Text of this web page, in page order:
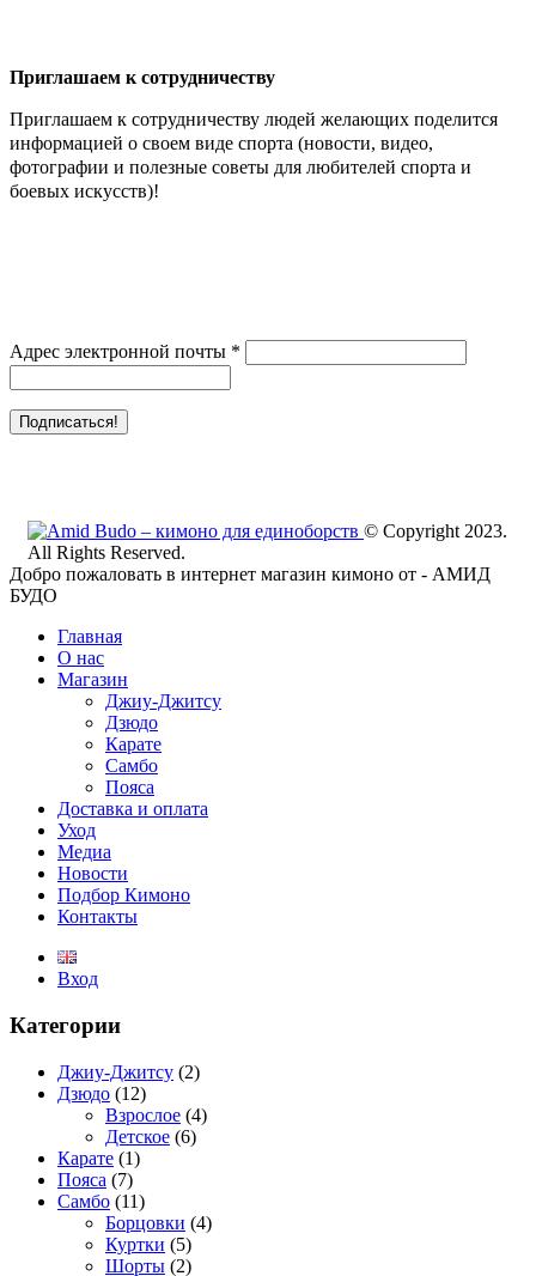
Приглашаем к сотрудничеству
Приглашаем к сотрудничеству людей желающих поделится
информацией о своем виде спорта (новости, видео,
фотографии и полезные советы для любителей спорта и
боевых искусств)!
Адрес электронной почты *
© Copyright 2023.
All Rights Reserved.
Добро пожаловать в интернет магазин кимоно от - АМИД
БУДО
Главная
О нас
Магазин
Джиу-Джитсу
Дзюдо
Карате
Самбо
Пояса
Доставка и оплата
Уход
Медиа
Новости
Подбор Кимоно
Контакты
Вход
Категории
Джиу-Джитсу (2)
Дзюдо (12)
Взрослое (4)
Детское (6)
Карате (1)
Пояса (7)
Самбо (11)
Борцовки (4)
Куртки (5)
Шорты (2)